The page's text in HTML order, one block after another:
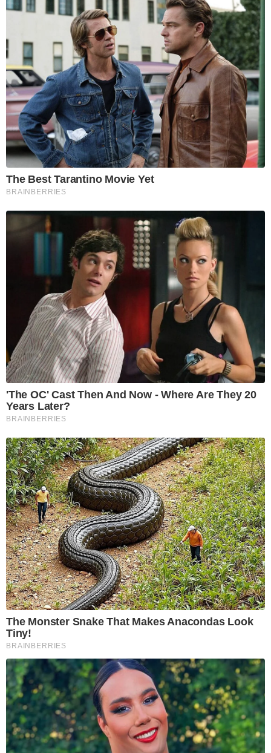
The Best Tarantino Movie Yet
BRAINBERRIES
'The OC' Cast Then And Now - Where Are They 20
Years Later?
BRAINBERRIES
The Monster Snake That Makes Anacondas Look
Tiny!
BRAINBERRIES